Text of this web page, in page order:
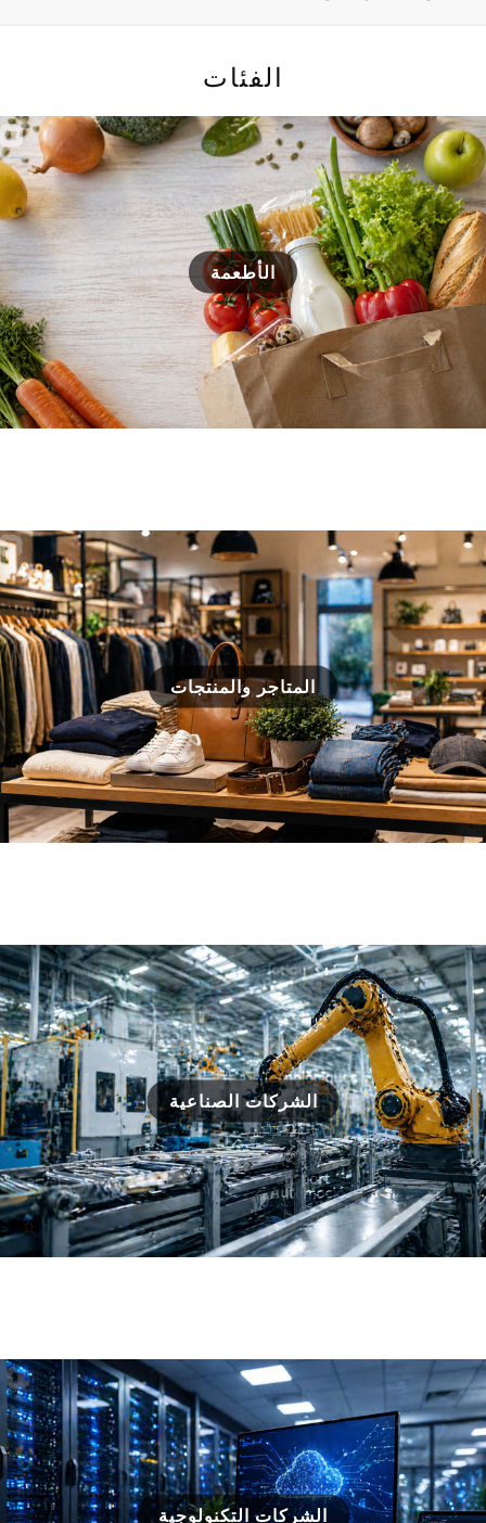
الفئات
الأطعمة
المتاجر والمنتجات
الشركات الصناعية
الشركات التكنولوجية